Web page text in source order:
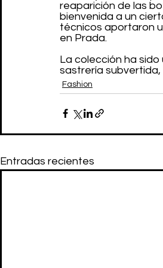
reaparición de las
bienvenida a un
técnicos aportaron
en Prada.
La colección ha
sastrería
Fashion
Entradas recientes